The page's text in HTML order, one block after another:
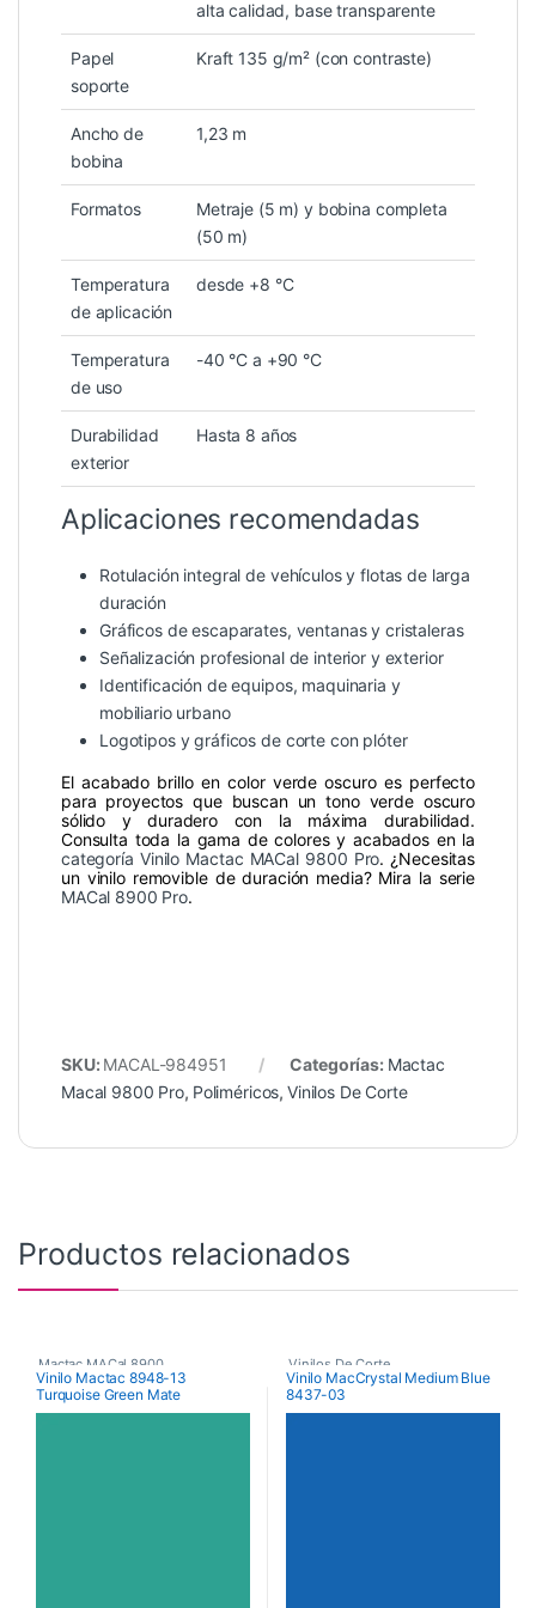
alta calidad, base transparente
Papel
soporte
Kraft 135 g/m² (con contraste)
Ancho de
bobina
1,23 m
Formatos
Metraje (5 m) y bobina completa
(50 m)
Temperatura
de aplicación
desde +8 °C
Temperatura
de uso
-40 °C a +90 °C
Durabilidad
exterior
Hasta 8 años
Aplicaciones recomendadas
Rotulación integral de vehículos y flotas de larga
duración
Gráficos de escaparates, ventanas y cristaleras
Señalización profesional de interior y exterior
Identificación de equipos, maquinaria y
mobiliario urbano
Logotipos y gráficos de corte con plóter
El acabado brillo en color verde oscuro es perfecto
para proyectos que buscan un tono verde oscuro
sólido y duradero con la máxima durabilidad.
Consulta toda la gama de colores y acabados en la
categoría Vinilo Mactac MACal 9800 Pro. ¿Necesitas
un vinilo removible de duración media? Mira la serie
MACal 8900 Pro.
SKU: MACAL-984951 Categorías: Mactac
Macal 9800 Pro, Poliméricos, Vinilos De Corte
Productos relacionados
Mactac MACal 8900
Monoméricos,Vinilos De Corte
Vinilo Mactac 8948-13
Turquoise Green Mate
Vinilos De Corte
Vinilos Transparentes de Color
Vinilo MacCrystal Medium Blue
8437-03